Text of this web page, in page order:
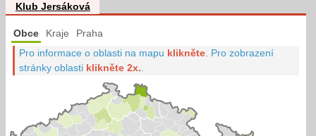
Klub Jersáková
Obce Kraje Praha
Pro informace o oblasti na mapu klikněte Pro zobrazení
stránky oblasti klikněte 2x.